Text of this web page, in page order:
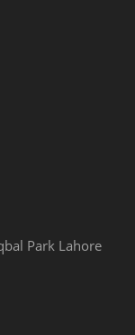
Park Lahore